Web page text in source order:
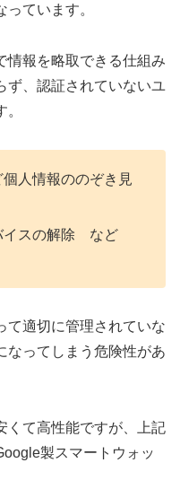
ています。
情報を略取できる仕組み
ず、認証されていないユ
人情報ののぞき見
イスの解除 など
て適切に管理されていな
なってしまう危険性があ
くて高性能ですが、上記
製スマートウォッ